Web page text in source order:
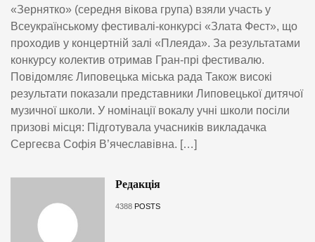
«Зернятко» (середня вікова група) взяли участь у
Всеукраїнському фестивалі-конкурсі «Злата Фест», що
проходив у концертній залі «Плеяда». За результатами
конкурсу колектив отримав Гран-прі фестивалю.
Повідомляє Липовецька міська рада Також високі
результати показали представники Липовецької дитячої
музичної школи. У номінації вокалу учні школи посіли
призові місця: Підготувала учасників викладачка
Сергеєва Софія В’ячеславівна. […]
Редакція
4388 POSTS